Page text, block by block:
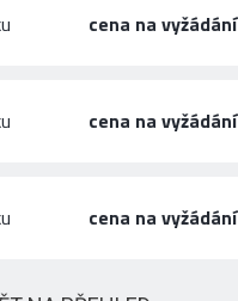
cena na vyžádání
cena na vyžádání
cena na vyžádání